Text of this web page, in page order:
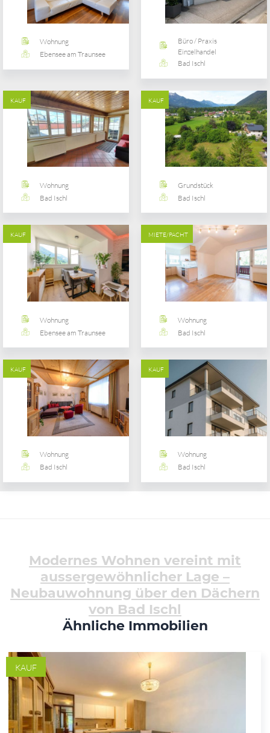
Wohnung
Ebensee am Traunsee
Büro / Praxis
Einzelhandel
Bad Ischl
KAUF
Wohnung
Bad Ischl
KAUF
Grundstück
Bad Ischl
KAUF
Wohnung
Ebensee am Traunsee
MIETE/PACHT
Wohnung
Bad Ischl
KAUF
Wohnung
Bad Ischl
KAUF
Wohnung
Bad Ischl
Modernes Wohnen vereint mit
aussergewöhnlicher Lage –
Neubauwohnung über den Dächern
von Bad Ischl
Ähnliche Immobilien
KAUF